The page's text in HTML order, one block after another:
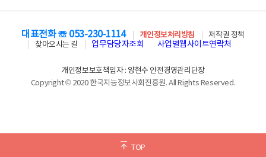
TOP
대표전화 ☏ 053-230-1114 개인정보처리방침
저작권 정책
찾아오시는 길
업무담당자조회 사업별웹사이트연락처
개인정보보호책임자 : 양현수 안전경영관리단장
Copyright © 2020 한국지능정보사회진흥원. All Rights Reserved.